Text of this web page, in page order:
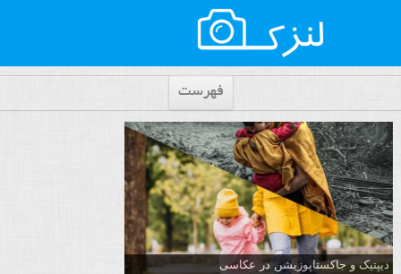
فهرست
دیپتیک و جاکستا‌پوزیشن در عکاسی